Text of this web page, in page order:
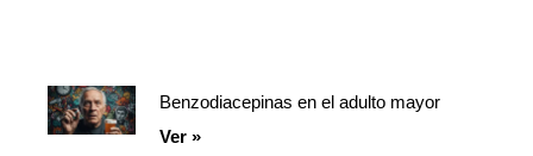
Benzodiacepinas en el adulto mayor
Ver »